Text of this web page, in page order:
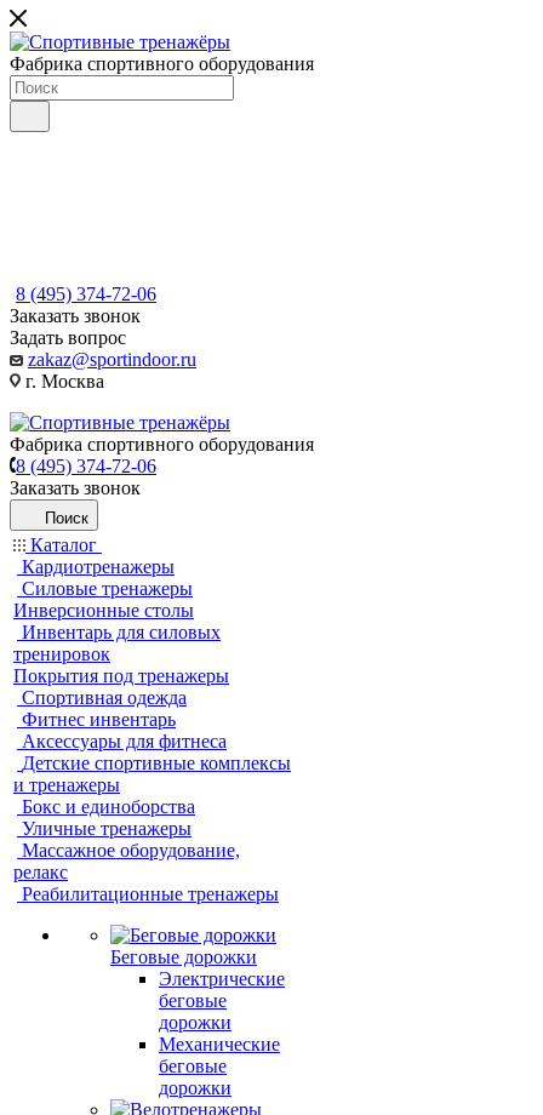
Фабрика спортивного оборудования
8 (495) 374-72-06
Заказать звонок
Задать вопрос
zakaz@sportindoor.ru
г. Москва
Фабрика спортивного оборудования
8 (495) 374-72-06
Заказать звонок
Поиск
Каталог
Кардиотренажеры
Силовые тренажеры
Инверсионные столы
Инвентарь для силовых
тренировок
Покрытия под тренажеры
Спортивная одежда
Фитнес инвентарь
Аксессуары для фитнеса
Детские спортивные комплексы
и тренажеры
Бокс и единоборства
Уличные тренажеры
Массажное оборудование,
релакс
Реабилитационные тренажеры
Беговые дорожки
Электрические
беговые
дорожки
Механические
беговые
дорожки